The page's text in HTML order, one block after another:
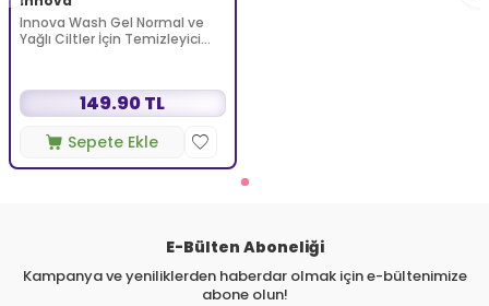
Innova Wash Gel Normal ve
Yağlı Ciltler İçin Temizleyici
149.90 TL
Sepete Ekle
E-Bülten Aboneliği
Kampanya ve yeniliklerden haberdar olmak için e-bültenimize
abone olun!